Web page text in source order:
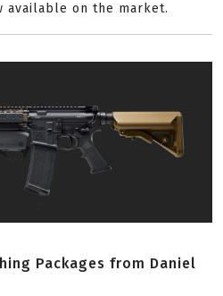
available on the market.
Packages from Daniel